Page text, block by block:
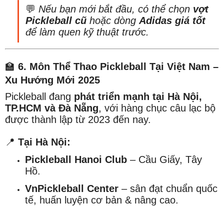
💬 Nếu bạn mới bắt đầu, có thể chọn vợt
Pickleball cũ hoặc dòng Adidas giá tốt
để làm quen kỹ thuật trước.
🏫 6. Môn Thể Thao Pickleball Tại Việt Nam –
Xu Hướng Mới 2025
Pickleball đang phát triển mạnh tại Hà Nội,
TP.HCM và Đà Nẵng, với hàng chục câu lạc bộ
được thành lập từ 2023 đến nay.
📍 Tại Hà Nội:
Pickleball Hanoi Club – Cầu Giấy, Tây
Hồ.
VnPickleball Center – sân đạt chuẩn quốc
tế, huấn luyện cơ bản & nâng cao.